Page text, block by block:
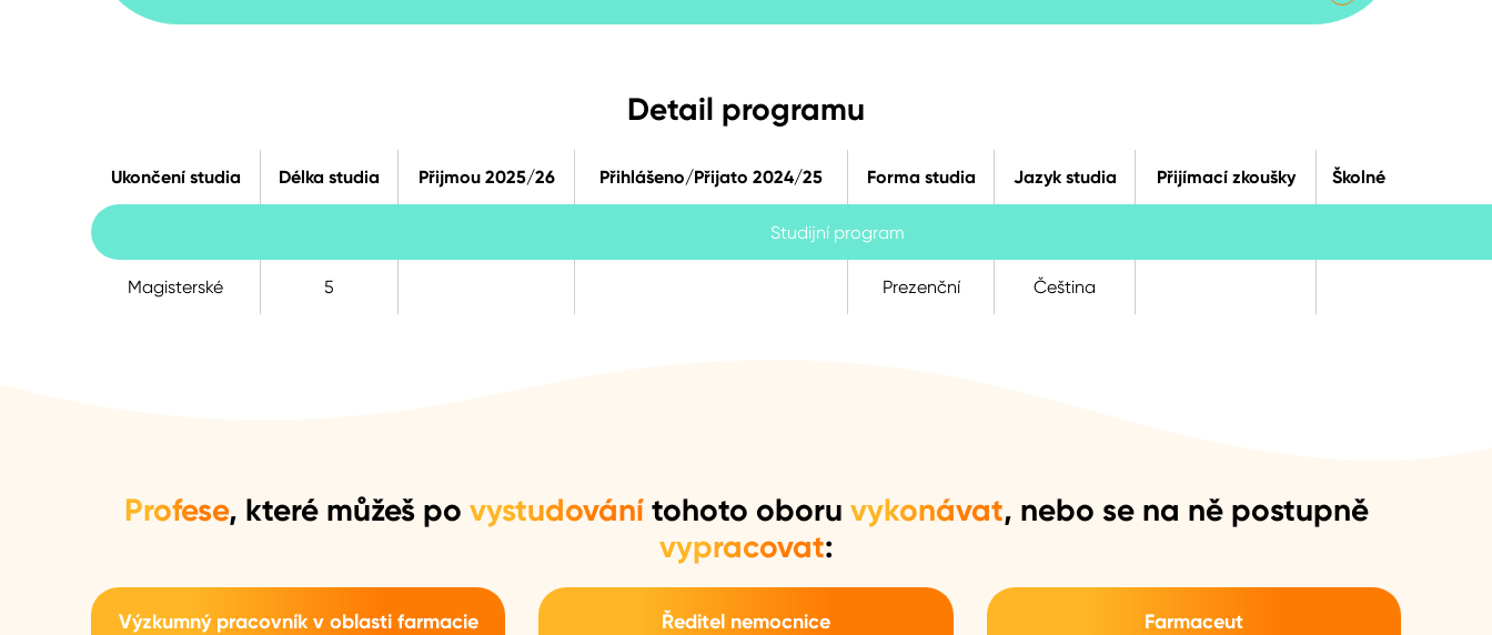
Detail programu
Ukončení studia Délka studia Přijmou 2025/26 Přihlášeno/Přijato 2024/25 Forma studia Jazyk studia Přijímací zkoušky Školné
Studijní program
Magisterské 5 Prezenční Čeština
Profese, které můžeš po vystudovánítohoto oboru vykonávat, nebo se na ně postupně
vypracovat:
Výzkumný pracovník v oblasti farmacie Ředitel nemocnice Farmaceut